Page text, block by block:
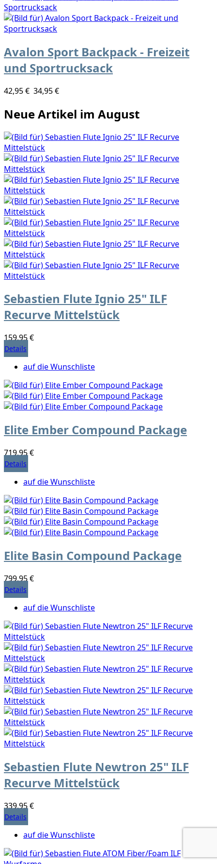
Avalon Sport Backpack - Freizeit
und Sportrucksack
42,95 € 34,95 €
Neue Artikel im August
Sebastien Flute Ignio 25" ILF
Recurve Mittelstück
159,95 €
Details
auf die Wunschliste
Elite Ember Compound Package
719,95 €
Details
auf die Wunschliste
Elite Basin Compound Package
799,95 €
Details
auf die Wunschliste
Sebastien Flute Newtron 25" ILF
Recurve Mittelstück
339,95 €
Details
auf die Wunschliste